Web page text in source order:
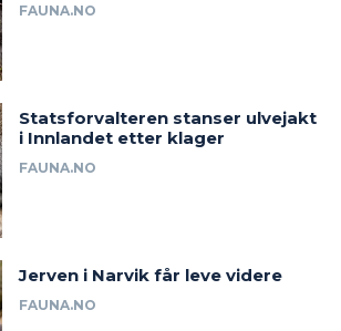
FAUNA.NO
Statsforvalteren stanser ulvejakt
i Innlandet etter klager
FAUNA.NO
Jerven i Narvik får leve videre
FAUNA.NO